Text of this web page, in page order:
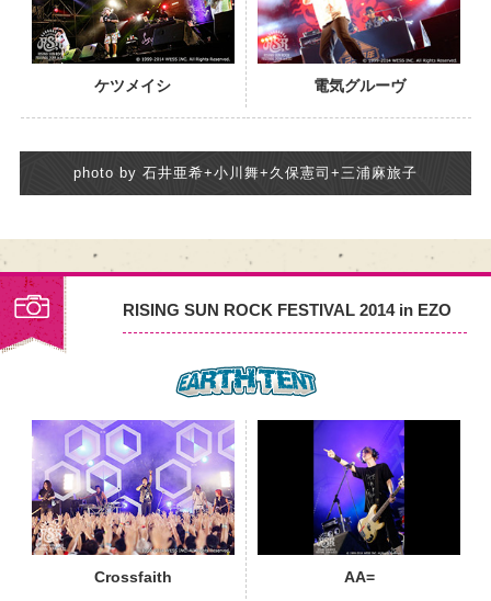
ケツメイシ 電気グルーヴ
photo by 石井亜希+小川舞+久保憲司+三浦麻旅子
RISING SUN ROCK FESTIVAL 2014 in EZO
Crossfaith AA=
PHOTO